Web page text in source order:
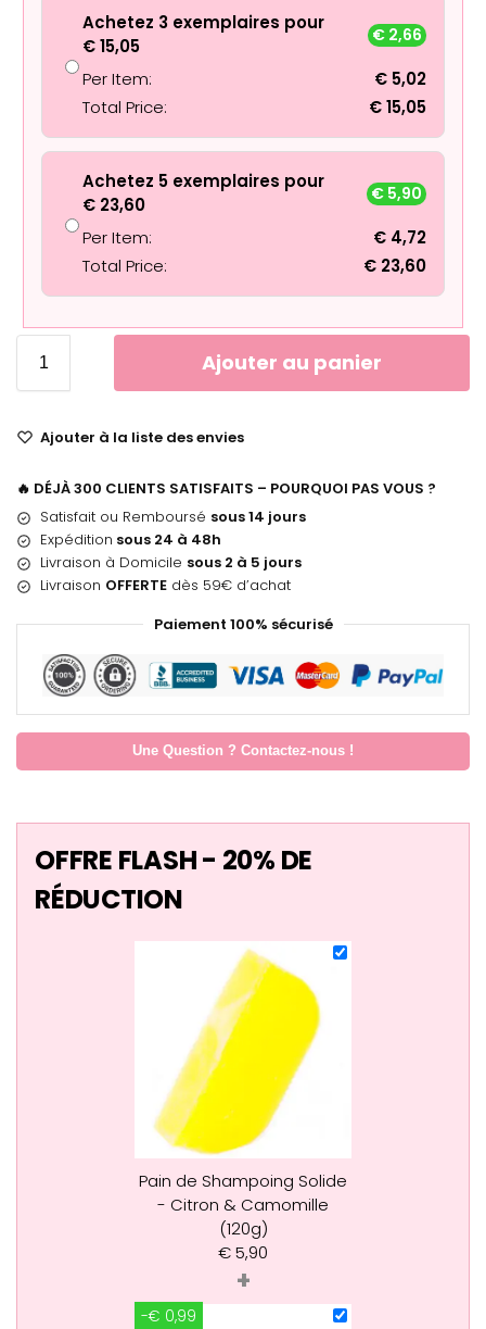
Achetez 3 exemplaires pour
€15,05
€ 2,66
Per Item: € 5,02
Total Price:
€15,05
Achetez 5 exemplaires pour
€ 23,60
€ 5,90
Per Item: € 4,72
Total Price:
€ 23,60
Ajouter au panier
Ajouter à la liste des envies
🔥 DÉJÀ 300 CLIENTS SATISFAITS – POURQUOI PAS VOUS ?
Satisfait ou Remboursé sous 14 jours
Expédition sous 24 à 48h
Livraison à Domicile sous 2 à 5 jours
Livraison OFFERTE dès 59€ d’achat
Paiement 100% sécurisé
Une Question ? Contactez-nous !
OFFRE FLASH - 20% DE
RÉDUCTION
Pain de Shampoing Solide
- Citron & Camomille
(120g)
€5,90
+
-€ 0,99